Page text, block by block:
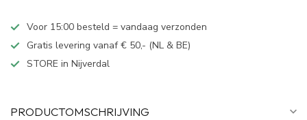
Voor 15:00 besteld = vandaag verzonden
Gratis levering vanaf € 50,- (NL & BE)
STORE in Nijverdal
PRODUCTOMSCHRIJVING